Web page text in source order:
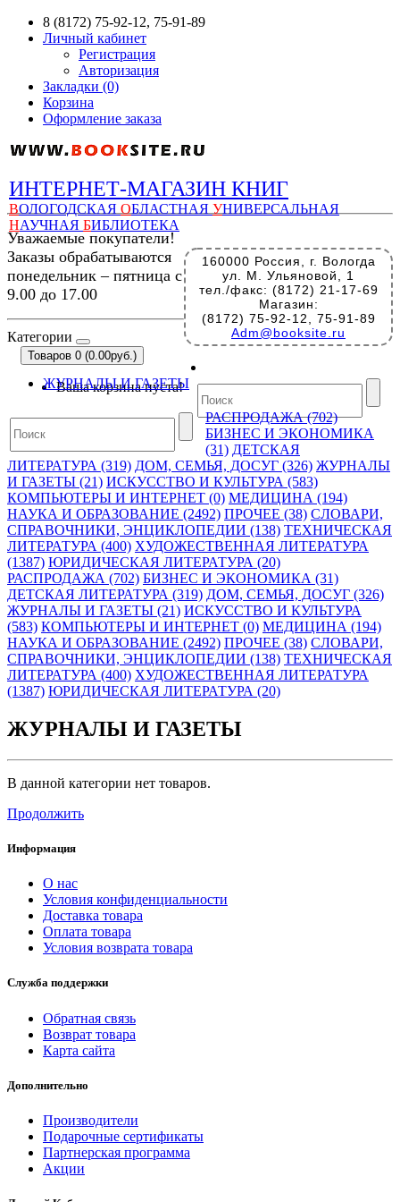
8 (8172) 75-92-12, 75-91-89
Личный кабинет
Регистрация
Авторизация
Закладки (0)
Корзина
Оформление заказа
ИНТЕРНЕТ-МАГАЗИН КНИГ
ВОЛОГОДСКАЯ ОБЛАСТНАЯ УНИВЕРСАЛЬНАЯ
НАУЧНАЯ БИБЛИОТЕКА
160000 Россия, г. Вологда
ул. М. Ульяновой, 1
тел./факс: (8172) 21-17-69
Магазин:
(8172) 75-92-12, 75-91-89
Adm@booksite.ru
Уважаемые покупатели!
Заказы обрабатываются
понедельник – пятница с
9.00 до 17.00
Категории
Товаров 0 (0.00руб.)
Ваша корзина пуста!
ЖУРНАЛЫ И ГАЗЕТЫ
РАСПРОДАЖА (702)
БИЗНЕС И ЭКОНОМИКА
(31) ДЕТСКАЯ
ЛИТЕРАТУРА (319) ДОМ, СЕМЬЯ, ДОСУГ (326) ЖУРНАЛЫ
И ГАЗЕТЫ (21) ИСКУССТВО И КУЛЬТУРА (583)
КОМПЬЮТЕРЫ И ИНТЕРНЕТ (0) МЕДИЦИНА (194)
НАУКА И ОБРАЗОВАНИЕ (2492) ПРОЧЕЕ (38) СЛОВАРИ,
СПРАВОЧНИКИ, ЭНЦИКЛОПЕДИИ (138) ТЕХНИЧЕСКАЯ
ЛИТЕРАТУРА (400) ХУДОЖЕСТВЕННАЯ ЛИТЕРАТУРА
(1387) ЮРИДИЧЕСКАЯ ЛИТЕРАТУРА (20)
РАСПРОДАЖА (702) БИЗНЕС И ЭКОНОМИКА (31)
ДЕТСКАЯ ЛИТЕРАТУРА (319) ДОМ, СЕМЬЯ, ДОСУГ (326)
ЖУРНАЛЫ И ГАЗЕТЫ (21) ИСКУССТВО И КУЛЬТУРА
(583) КОМПЬЮТЕРЫ И ИНТЕРНЕТ (0) МЕДИЦИНА (194)
НАУКА И ОБРАЗОВАНИЕ (2492) ПРОЧЕЕ (38) СЛОВАРИ,
СПРАВОЧНИКИ, ЭНЦИКЛОПЕДИИ (138) ТЕХНИЧЕСКАЯ
ЛИТЕРАТУРА (400) ХУДОЖЕСТВЕННАЯ ЛИТЕРАТУРА
(1387) ЮРИДИЧЕСКАЯ ЛИТЕРАТУРА (20)
ЖУРНАЛЫ И ГАЗЕТЫ
В данной категории нет товаров.
Продолжить
Информация
О нас
Условия конфиденциальности
Доставка товара
Оплата товара
Условия возврата товара
Служба поддержки
Обратная связь
Возврат товара
Карта сайта
Дополнительно
Производители
Подарочные сертификаты
Партнерская программа
Акции